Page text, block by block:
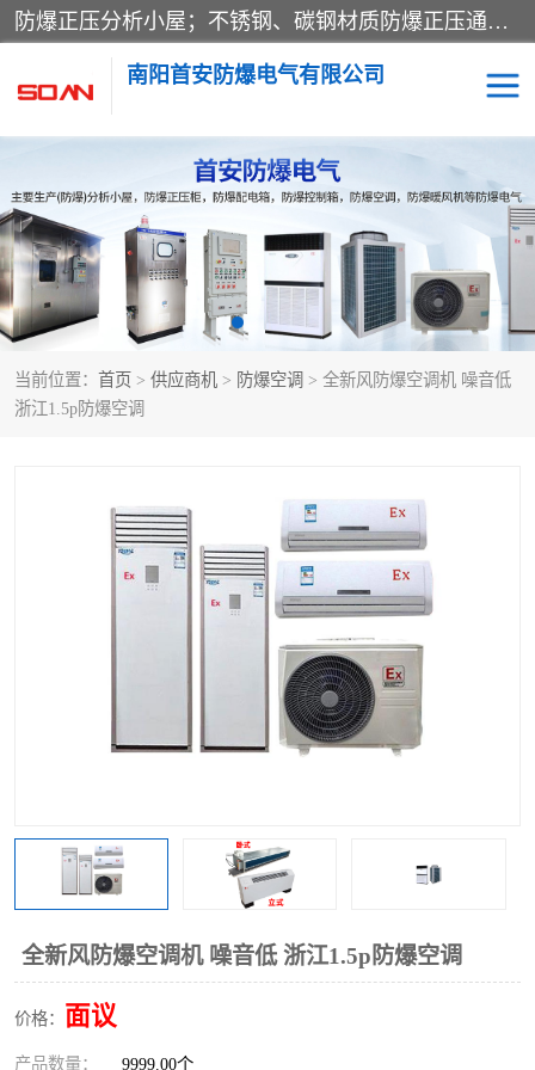
防爆正压分析小屋；不锈钢、碳钢材质防爆正压通风柜，分上下、左右、外挂三种款式；立式、挂式防爆配电柜体；不锈钢、碳钢防爆变频、磁力、星三角启动器；不锈钢、碳钢、铸铝防爆控制箱柜；可操作按键、多块式防爆仪表箱；多材质防爆接线箱；台式防爆电脑、防爆监视器。产品适配石油、化工、煤炭、电力、纺织、酿酒、航天、铁路、冶金、船舶、消防、市政等多行业工况使用。
南阳首安防爆电气有限公司
当前位置： 首页 > 供应商机 > 防爆空调 > 全新风防爆空调机 噪音低
浙江1.5p防爆空调
全新风防爆空调机 噪音低 浙江1.5p防爆空调
价格： 面议
产品数量： 9999.00个
防爆小屋 防爆正压柜
防爆空调 防爆配电箱
防爆控制箱 防爆接线箱
防爆操作柱 防爆监视显示器